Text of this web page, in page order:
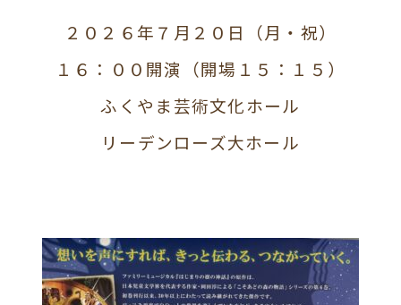
２０２６年７月２０日（月・祝）
１６：００開演（開場１５：１５）
ふくやま芸術文化ホール
リーデンローズ大ホール